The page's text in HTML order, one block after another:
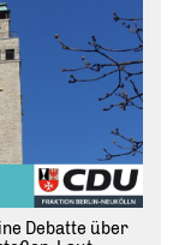
Debatte über